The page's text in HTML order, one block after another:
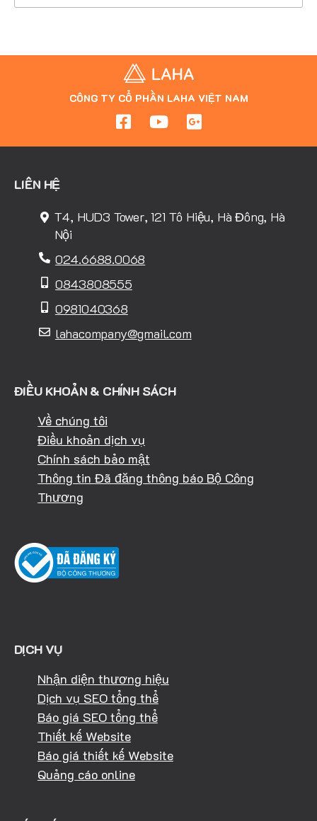
CÔNG TY CỔ PHẦN LAHA VIỆT NAM
LIÊN HỆ
T4, HUD3 Tower, 121 Tô Hiệu, Hà Đông, Hà
Nội
024.6688.0068
0843808555
0981040368
lahacompany@gmail.com
ĐIỀU KHOẢN & CHÍNH SÁCH
Về chúng tôi
Điều khoản dịch vụ
Chính sách bảo mật
Thông tin Đã đăng thông báo Bộ Công
Thương
DỊCH VỤ
Nhận diện thương hiệu
Dịch vụ SEO tổng thể
Báo giá SEO tổng thể
Thiết kế Website
Báo giá thiết kế Website
Quảng cáo online